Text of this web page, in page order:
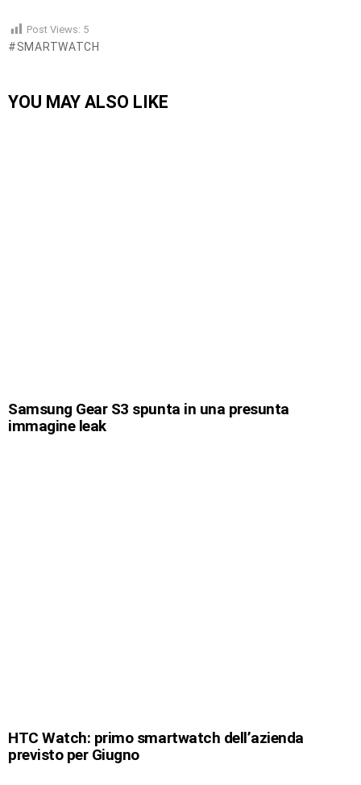
Post Views: 5
SMARTWATCH
YOU MAY ALSO LIKE
Samsung Gear S3 spunta in una presunta
immagine leak
HTC Watch: primo smartwatch dell’azienda
previsto per Giugno